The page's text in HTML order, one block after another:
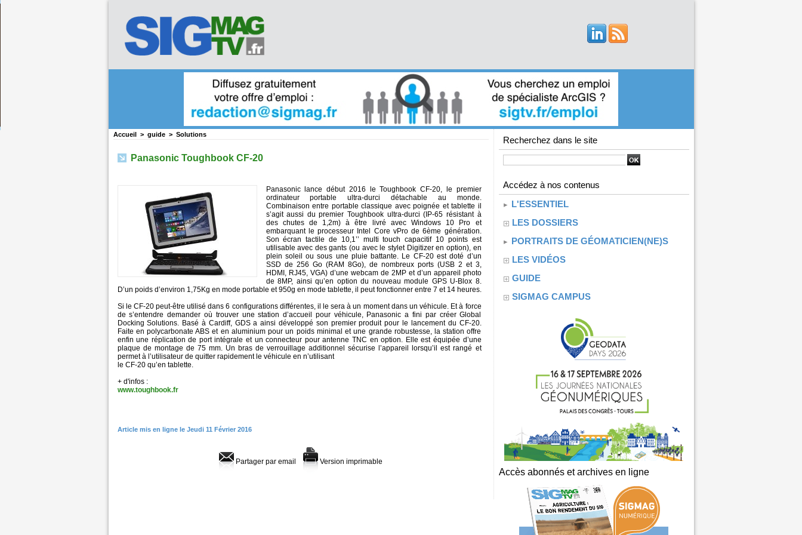
Accueil > guide > Solutions
Panasonic Toughbook CF-20
Panasonic lance début 2016 le Toughbook CF-20, le premier
ordinateur portable ultra-durci détachable au monde.
Combinaison entre portable classique avec poignée et tablette il
s’agit aussi du premier Toughbook ultra-durci (IP-65 résistant à
des chutes de 1,2m) à être livré avec Windows 10 Pro et
embarquant le processeur Intel Core vPro de 6ème génération.
Son écran tactile de 10,1’’ multi touch capacitif 10 points est
utilisable avec des gants (ou avec le stylet Digitizer en option), en
plein soleil ou sous une pluie battante. Le CF-20 est doté d’un
SSD de 256 Go (RAM 8Go), de nombreux ports (USB 2 et 3,
HDMI, RJ45, VGA) d’une webcam de 2MP et d’un appareil photo
de 8MP, ainsi qu’en option du nouveau module GPS U-Blox 8.
D’un poids d’environ 1,75Kg en mode portable et 950g en mode tablette, il peut fonctionner entre 7 et 14 heures.
Si le CF-20 peut-être utilisé dans 6 configurations différentes, il le sera à un moment dans un véhicule. Et à force
de s’entendre demander où trouver une station d’accueil pour véhicule, Panasonic a fini par créer Global
Docking Solutions. Basé à Cardiff, GDS a ainsi développé son premier produit pour le lancement du CF-20.
Faite en polycarbonate ABS et en aluminium pour un poids minimal et une grande robustesse, la station offre
enfin une réplication de port intégrale et un connecteur pour antenne TNC en option. Elle est équipée d’une
plaque de montage de 75 mm. Un bras de verrouillage additionnel sécurise l’appareil lorsqu’il est rangé et
permet à l’utilisateur de quitter rapidement le véhicule en n’utilisant
le CF-20 qu’en tablette.
+ d'infos :
www.toughbook.fr
Article mis en ligne le Jeudi 11 Février 2016
Partager par email Version imprimable
Recherchez dans le site
Accédez à nos contenus
L'ESSENTIEL
LES DOSSIERS
PORTRAITS DE GÉOMATICIEN(NE)S
LES VIDÉOS
GUIDE
SIGMAG CAMPUS
Accès abonnés et archives en ligne